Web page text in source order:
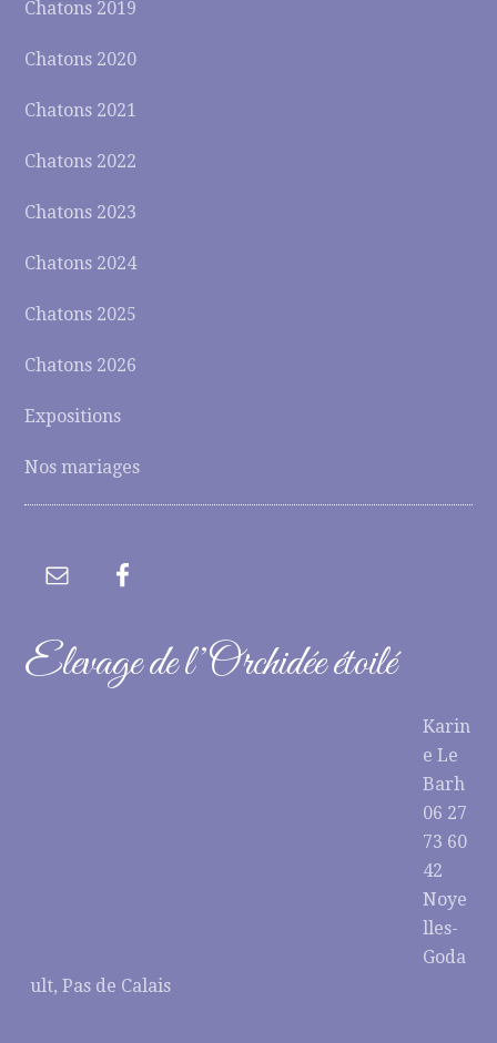
Chatons 2019
Chatons 2020
Chatons 2021
Chatons 2022
Chatons 2023
Chatons 2024
Chatons 2025
Chatons 2026
Expositions
Nos mariages
Elevage de l’Orchidée étoilé
Karin
e Le
Barh
06 27
73 60
42
Noye
lles-
Goda
ult, Pas de Calais